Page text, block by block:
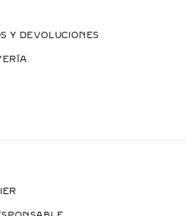
Y DEVOLUCIONES